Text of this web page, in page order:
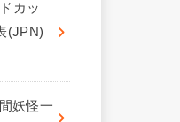
カッ
(JPN)
妖怪一